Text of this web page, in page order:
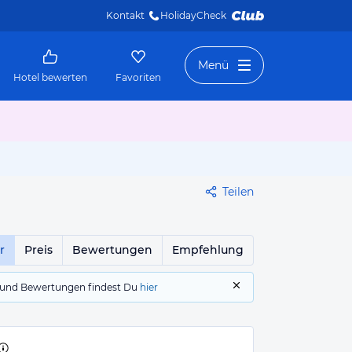
Kontakt HolidayCheck
Hotel bewerten Favoriten
Menü
Teilen
Preis Bewertungen Empfehlung
Bewertungen findest Du hier